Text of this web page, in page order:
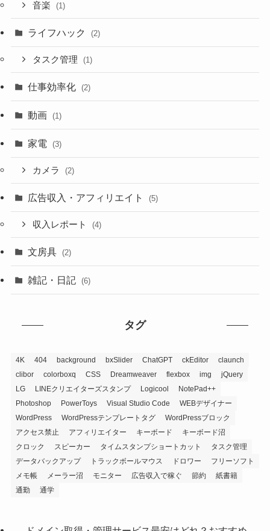
音楽 (1)
ライフハック (2)
タスク管理 (1)
仕事効率化 (2)
動画 (1)
家電 (3)
カメラ (2)
広告収入・アフィリエイト (5)
収入レポート (4)
文房具 (2)
雑記・日記 (6)
タグ
4K 404 background bxSlider ChatGPT ckEditor
claunch
clibor
colorboxq CSS Dreamweaver flexbox img
jQuery
LG
LINEクリエイターズスタンプ Logicool
NotePad++
Photoshop
PowerToys Visual Studio Code
WEBデザイナー
WordPress
WordPressテンプレートタグ
WordPressブロック
アクセス禁止
アフィリエイター キーボード
キーボード沼
クロック
スピーカー タイムスタンプショートカット
タスク管理
データバックアップ
トラックボールマウス ドロワー
フリーソフト
メモ帳
メーラー沼 モニター 広告収入で稼ぐ 節約
紙書籍
通勤
通学